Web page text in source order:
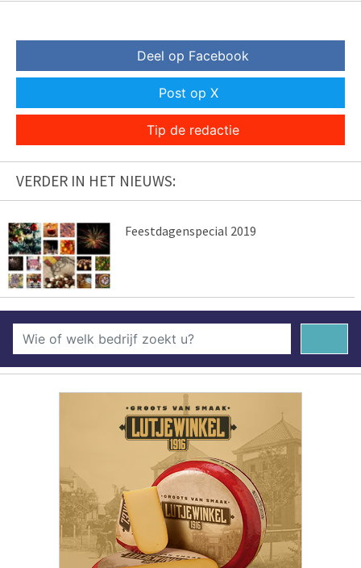
Deel op Facebook
Post op X
Tip de redactie
VERDER IN HET NIEUWS:
Feestdagenspecial 2019